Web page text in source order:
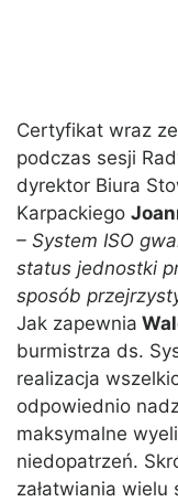
Certyfikat wraz
podczas sesji
dyrektor Biura
Karpackiego
– System ISO
status jednostki
sposób
Jak zapewnia
burmistrza ds.
realizacja
odpowiednio
maksymalne
niedopatrzeń.
załatwiania wielu